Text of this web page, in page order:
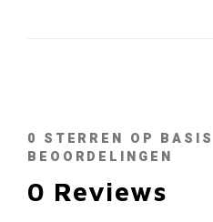
0 STERREN OP
BEOORDELINGEN
0 Reviews